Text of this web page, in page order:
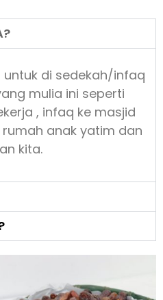
untuk di sedekah/infaq
mulia ini seperti
, infaq ke masjid
anak yatim dan
kita.